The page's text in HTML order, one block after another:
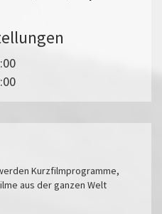
Kurzfilmprogramme,
aus der ganzen Welt